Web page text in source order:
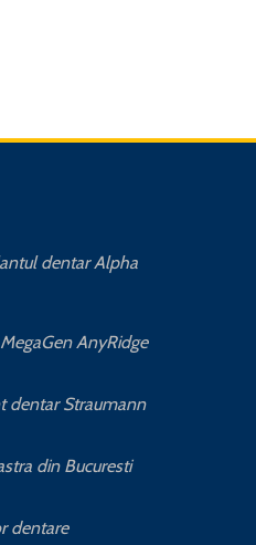
dentar Alpha
AnyRidge
dentar Straumann
din Bucuresti
dentare